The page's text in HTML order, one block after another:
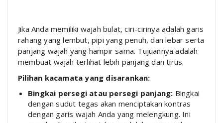
Jika Anda memiliki wajah bulat, ciri-cirinya adalah garis
rahang yang lembut, pipi yang penuh, dan lebar serta
panjang wajah yang hampir sama. Tujuannya adalah
membuat wajah terlihat lebih panjang dan tirus.
Pilihan kacamata yang disarankan:
Bingkai persegi atau persegi panjang: Bingkai
dengan sudut tegas akan menciptakan kontras
dengan garis wajah Anda yang melengkung. Ini